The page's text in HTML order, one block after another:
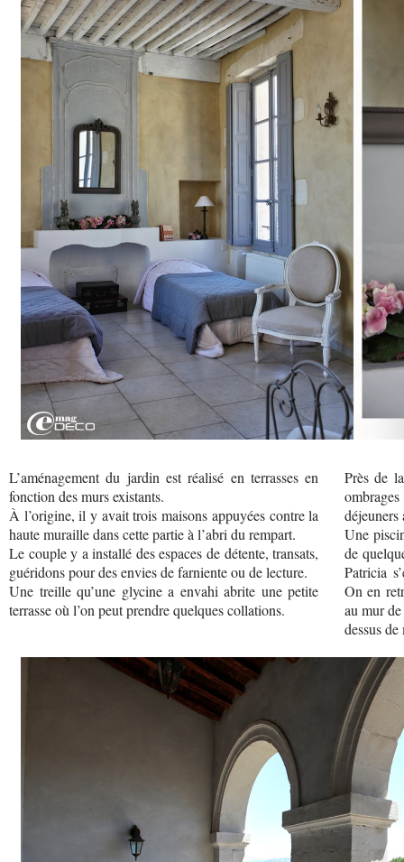
L’aménagement du jardin est réalisé en terrasses en
fonction des murs existants.
À l’origine, il y avait trois maisons appuyées contre la
haute muraille dans cette partie à l’abri du rempart.
Le couple y a installé des espaces de détente, transats,
guéridons pour des envies de farniente ou de lecture.
Une treille qu’une glycine a envahi abrite une petite
terrasse où l’on peut prendre quelques collations.
Près de
déjeuners
Une
de
Patricia
On en
au mur
dessus